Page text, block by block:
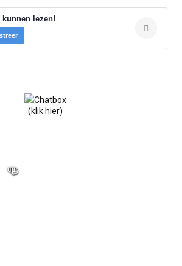
lezen!
(klik hier)
👊